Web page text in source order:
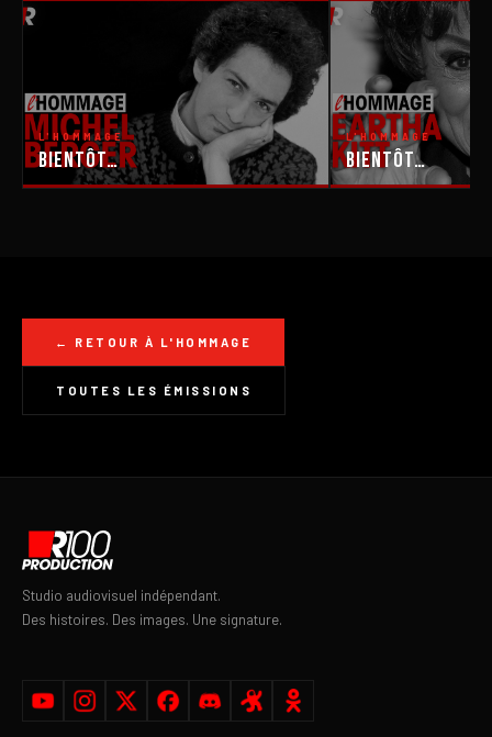
L'HOMMAGE
Bientôt…
L'HOMMAGE
Bientôt…
← RETOUR À L'HOMMAGE
TOUTES LES ÉMISSIONS
Studio audiovisuel indépendant.
Des histoires. Des images. Une signature.